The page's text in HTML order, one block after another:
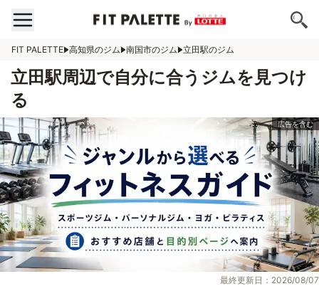
FIT PALETTE 高知県のジム 南国市のジム 立田駅のジム
立田駅周辺で自分に合うジムを見つけ
る
最終更新日：2026/08/07